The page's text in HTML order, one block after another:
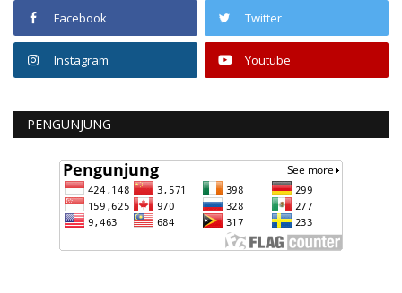
Facebook Twitter
Instagram Youtube
PENGUNJUNG